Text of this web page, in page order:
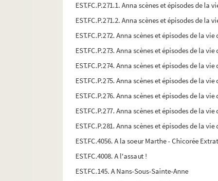
EST.FC.P.271.1. Anna scènes et épisodes de
EST.FC.P.271.2. Anna scènes et épisodes de
EST.FC.P.272. Anna scènes et épisodes de la
EST.FC.P.273. Anna scènes et épisodes de la
EST.FC.P.274. Anna scènes et épisodes de la
EST.FC.P.275. Anna scènes et épisodes de la
EST.FC.P.276. Anna scènes et épisodes de la
EST.FC.P.277. Anna scènes et épisodes de la
EST.FC.P.281. Anna scènes et épisodes de la
EST.FC.4056. A la soeur Marthe - Chicorée
EST.FC.4008. A l'assaut !
EST.FC.145. A Nans-Sous-Sainte-Anne